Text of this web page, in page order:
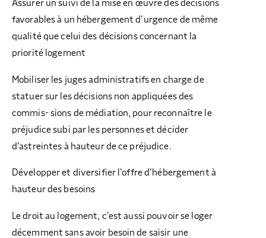
Assurer un suivi de la mise en œuvre des décisions
favorables à un hébergement d’urgence de même
qualité que celui des décisions concernant la
priorité logement
Mobiliser les juges administratifs en charge de
statuer sur les décisions non appliquées des
commis- sions de médiation, pour reconnaître le
préjudice subi par les personnes et décider
d’astreintes à hauteur de ce préjudice.
Développer et diversifier l’offre d’hébergement à
hauteur des besoins
Le droit au logement, c’est aussi pouvoir se loger
décemment sans avoir besoin de saisir une